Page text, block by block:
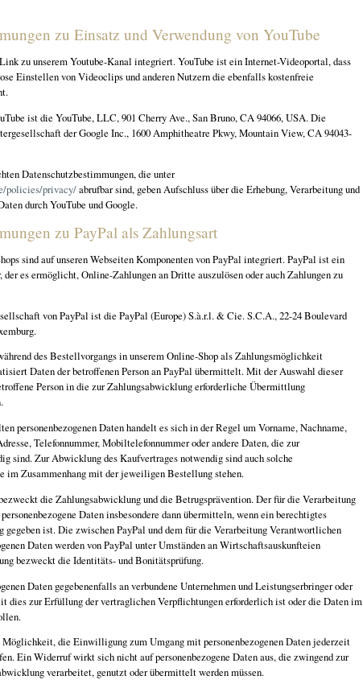
zu Einsatz und Verwendung von YouTube
zu unserem Youtube-Kanal integriert. YouTube ist ein Internet-Videoportal, dass
Einstellen von Videoclips und anderen Nutzern die ebenfalls kostenfreie
ist die YouTube, LLC, 901 Cherry Ave., San Bruno, CA 94066, USA. Die
der Google Inc., 1600 Amphitheatre Pkwy, Mountain View, CA 94043-
Datenschutzbestimmungen, die unter
policies/privacy/abrufbar sind, geben Aufschluss über die Erhebung, Verarbeitung und
durch YouTube und Google.
zu PayPal als Zahlungsart
sind auf unseren Webseiten Komponenten von PayPal integriert. PayPal ist ein
es ermöglicht, Online-Zahlungen an Dritte auszulösen oder auch Zahlungen zu
von PayPal ist die PayPal (Europe) S.à.r.l. & Cie. S.C.A., 22-24 Boulevard
des Bestellvorgangs in unserem Online-Shop als Zahlungsmöglichkeit
Daten der betroffenen Person an PayPal übermittelt. Mit der Auswahl dieser
Person in die zur Zahlungsabwicklung erforderliche Übermittlung
personenbezogenen Daten handelt es sich in der Regel um Vorname, Nachname,
Telefonnummer, Mobiltelefonnummer oder andere Daten, die zur
sind. Zur Abwicklung des Kaufvertrages notwendig sind auch solche
im Zusammenhang mit der jeweiligen Bestellung stehen.
die Zahlungsabwicklung und die Betrugsprävention. Der für die Verarbeitung
Daten insbesondere dann übermitteln, wenn ein berechtigtes
ist. Die zwischen PayPal und dem für die Verarbeitung Verantwortlichen
Daten werden von PayPal unter Umständen an Wirtschaftsauskunfteien
bezweckt die Identitäts- und Bonitätsprüfung.
Daten gegebenenfalls an verbundene Unternehmen und Leistungserbringer oder
dies zur Erfüllung der vertraglichen Verpflichtungen erforderlich ist oder die Daten im
die Einwilligung zum Umgang mit personenbezogenen Daten jederzeit
Ein Widerruf wirkt sich nicht auf personenbezogene Daten aus, die zwingend zur
verarbeitet, genutzt oder übermittelt werden müssen.